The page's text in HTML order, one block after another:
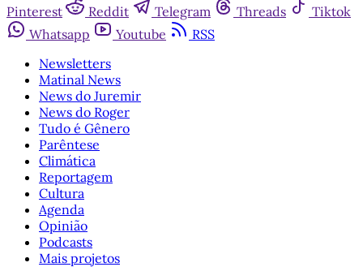
Pinterest
Reddit Telegram Threads
Tiktok
Whatsapp
Youtube
RSS
Newsletters
Matinal News
News do Juremir
News do Roger
Tudo é Gênero
Parêntese
Climática
Reportagem
Cultura
Agenda
Opinião
Podcasts
Mais projetos